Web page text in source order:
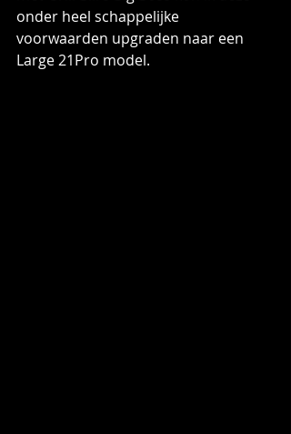
onder heel schappelijke
voorwaarden upgraden naar een
Large 21Pro model.